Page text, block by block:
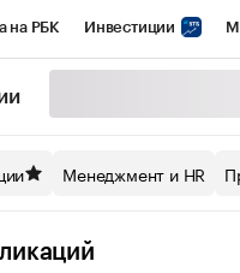
на РБК Инвестиции
СПб Конференции СПб
и медиа
Менеджмент и HR